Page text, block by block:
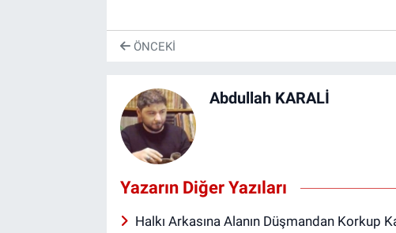
ÖNCEKI
Abdullah KARALİ
Yazarın Diğer Yazıları
Halkı Arkasına Alanın Düşmandan Korkup